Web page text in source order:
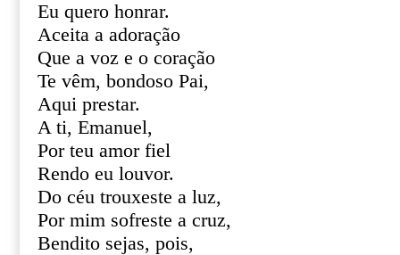
Eu quero honrar.
Aceita a adoração
Que a voz e o coração
Te vêm, bondoso Pai,
Aqui prestar.
A ti, Emanuel,
Por teu amor fiel
Rendo eu louvor.
Do céu trouxeste a luz,
Por mim sofreste a cruz,
Bendito sejas, pois,